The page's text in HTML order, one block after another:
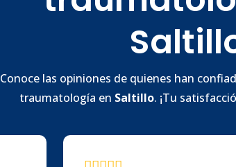
Conoce las opiniones de quienes han
traumatología en Saltillo. ¡Tu